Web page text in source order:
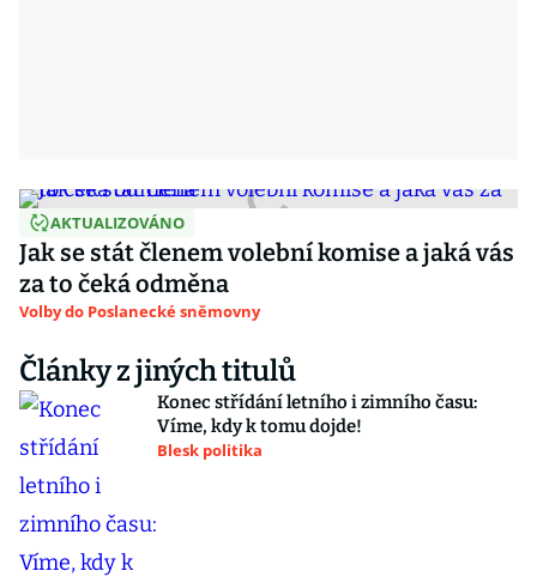
AKTUALIZOVÁNO
Jak se stát členem volební komise a jaká vás
za to čeká odměna
Volby do Poslanecké sněmovny
Články z jiných titulů
Konec střídání letního i zimního času:
Víme, kdy k tomu dojde!
Blesk politika